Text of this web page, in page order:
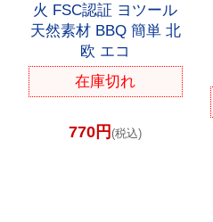
火 FSC認証 ヨツール
天然素材 BBQ 簡単 北
欧 エコ
在庫切れ
770円(税込)